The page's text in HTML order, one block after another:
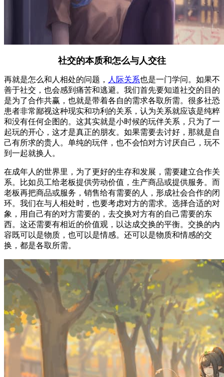
社交的本质和怎么与人交往
再就是怎么和人相处的问题， 人际关系也是一门学问。如果不
善于社交，也会感到痛苦和逃避。我们首先要知道社交的目的
是为了合作共赢，也就是带着各自的需求各取所需。很多社恐
患者非常鄙视这种现实和功利的关系，认为关系就应该是纯粹
和没有任何企图的。这其实就是小时候的玩伴关系，只为了一
起玩的开心，这才是真正的朋友。如果需要去讨好，那就是自
己有所求的贵人。单纯的玩伴，也不会怕对方讨厌自己，玩不
到一起就换人。
在成年人的世界里，为了更好的生存和发展，需要建立合作关
系。比如员工给老板提供劳动价值，生产商品或提供服务。而
老板再把商品或服务，销售给有需要的人，形成社会合作的闭
环。我们在与人相处时，也要考虑对方的需求。选择合适的对
象，用自己有的对方需要的，去交换对方有的自己需要的东
西。这还需要有相近的价值观，以达成交换的平衡。交换的内
容既可以是物质，也可以是情感。还可以是物质和情感的交
换，都是各取所需。